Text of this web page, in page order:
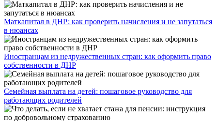
​Маткапитал в ДНР: как проверить начисления и не запутаться
в нюансах
Иностранцам из недружественных стран: как оформить право
собственности в ДНР
Семейная выплата на детей: пошаговое руководство для
работающих родителей